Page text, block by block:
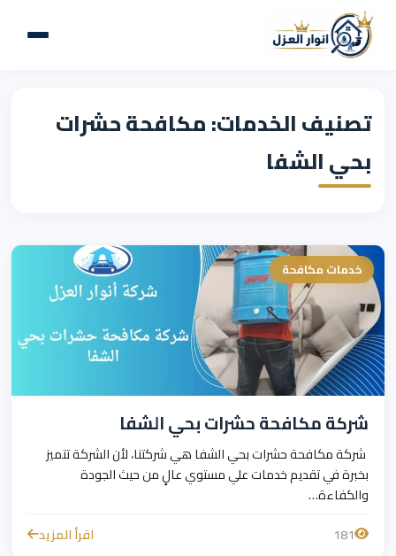
تصنيف الخدمات: مكافحة حشرات
بحي الشفا
خدمات مكافحة
شركة مكافحة حشرات بحي الشفا
شركة مكافحة حشرات بحي الشفا هي شركتنا، لأن الشركة تتميز
بخبرة في تقديم خدمات علي مستوي عالٍ من حيث الجودة
والكفاءة…
181
اقرأ المزيد